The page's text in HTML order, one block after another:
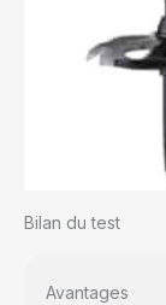
Bilan du test
Avantages